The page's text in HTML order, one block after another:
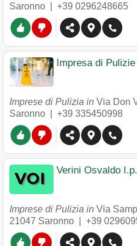
Saronno
+39 0296248665
Impresa di
Imprese di Pulizia in ​Via Don
Saronno
+39 335450998
Verini Osvaldo
Imprese di Pulizia in Via
21047 Saronno +39